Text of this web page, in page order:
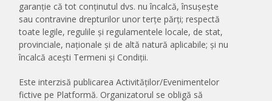
garanție că tot conținutul dvs. nu încalcă, însușește
sau contravine drepturilor unor terțe părți; respectă
toate legile, regulile și regulamentele locale, de stat,
provinciale, naționale și de altă natură aplicabile; și nu
încalcă acești Termeni și Condiții.
Este interzisă publicarea Activităților/Evenimentelor
fictive pe Platformă. Organizatorul se obligă să